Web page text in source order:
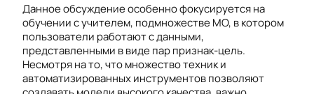
Данное обсуждение особенно фокусируется на
обучении с учителем, подмножестве МО, в котором
пользователи работают с данными,
представленными в виде пар признак-цель.
Несмотря на то, что множество техник и
автоматизированных инструментов позволяют